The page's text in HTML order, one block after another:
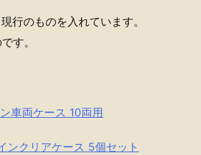
行のものを入れています。
す。
車両ケース 10両用
クリアケース 5個セット